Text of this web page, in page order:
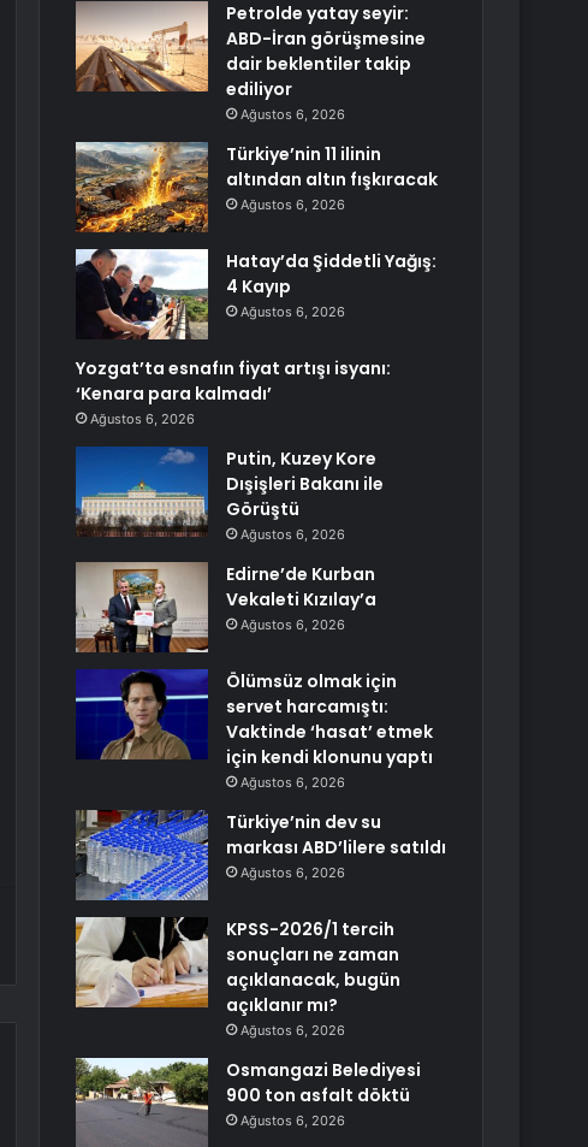
Petrolde yatay seyir:
ABD-İran görüşmesine
dair beklentiler takip
ediliyor
Ağustos 6, 2026
Türkiye’nin 11 ilinin
altından altın fışkıracak
Ağustos 6, 2026
Hatay’da Şiddetli Yağış:
4 Kayıp
Ağustos 6, 2026
Yozgat’ta esnafın fiyat artışı isyanı:
‘Kenara para kalmadı’
Ağustos 6, 2026
Putin, Kuzey Kore
Dışişleri Bakanı ile
Görüştü
Ağustos 6, 2026
Edirne’de Kurban
Vekaleti Kızılay’a
Ağustos 6, 2026
Ölümsüz olmak için
servet harcamıştı:
Vaktinde ‘hasat’ etmek
için kendi klonunu yaptı
Ağustos 6, 2026
Türkiye’nin dev su
markası ABD’lilere satıldı
Ağustos 6, 2026
KPSS-2026/1 tercih
sonuçları ne zaman
açıklanacak, bugün
açıklanır mı?
Ağustos 6, 2026
Osmangazi Belediyesi
900 ton asfalt döktü
Ağustos 6, 2026